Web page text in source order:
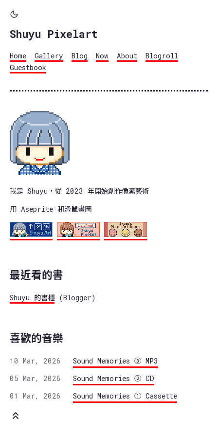
Shuyu Pixelart
Home Gallery Blog Now About
Blogroll
Guestbook
我是 Shuyu，從 2023 年開始創作像素藝術
用 Aseprite 和滑鼠畫圖
最近看的書
Shuyu 的書櫃 (Blogger)
喜歡的音樂
10 Mar, 2026
Sound Memories ③ MP3
05 Mar, 2026
Sound Memories ② CD
01 Mar, 2026
Sound Memories ① Cassette